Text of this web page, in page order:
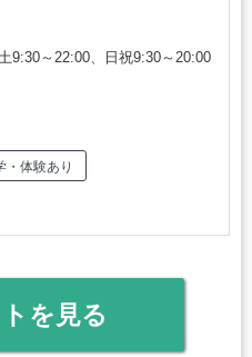
9:30～22:00、日祝9:30～20:00
・体験あり
を見る